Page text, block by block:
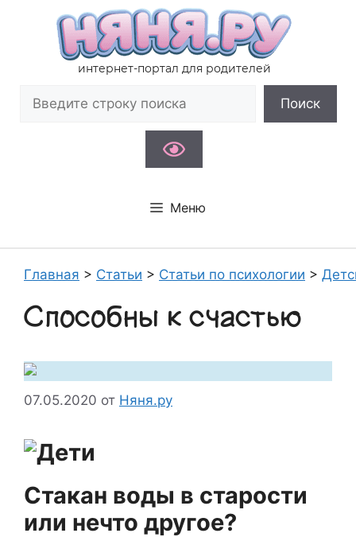
содержимому
интернет-портал для родителей
Поиск
Меню
Главная > Статьи > Статьи по психологии >
Способны к счастью
07.05.2020 от Няня.ру
Стакан воды в старости
или нечто другое?